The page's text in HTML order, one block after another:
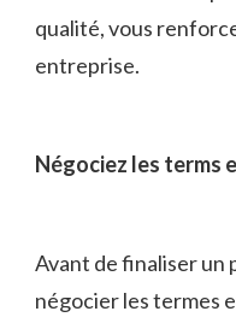
qualité, vous
entreprise.
Négociez les terms
Avant de finaliser un
négocier les termes